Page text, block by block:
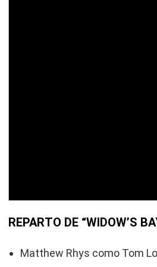
REPARTO DE “WIDOW’S
Matthew Rhys como Tom